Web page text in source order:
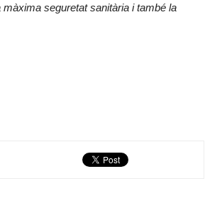
seguretat sanitària i també la